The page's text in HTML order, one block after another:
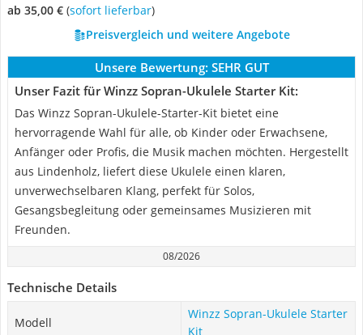
ab 35,00 € ( Sofort lieferbar)
Preisvergleich und weitere Angebote
Unsere Bewertung: SEHR GUT
Unser Fazit für Winzz Sopran-Ukulele Starter Kit:
Das Winzz Sopran-Ukulele-Starter-Kit bietet eine
hervorragende Wahl für alle, ob Kinder oder Erwachsene,
Anfänger oder Profis, die Musik machen möchten. Hergestellt
aus Lindenholz, liefert diese Ukulele einen klaren,
unverwechselbaren Klang, perfekt für Solos,
Gesangsbegleitung oder gemeinsames Musizieren mit
Freunden.
08/2026
Technische Details
Modell
Winzz Sopran-Ukulele Starter
Kit